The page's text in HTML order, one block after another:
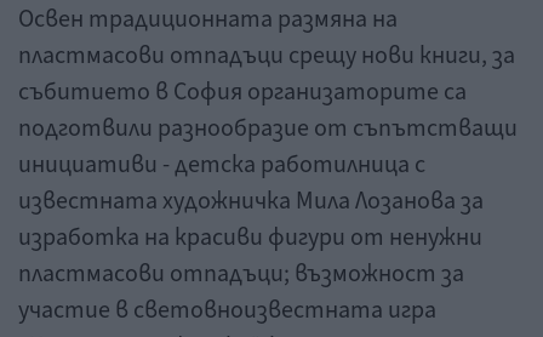
Освен традиционната размяна на
пластмасови отпадъци срещу нови книги, за
събитието в София организаторите са
подготвили разнообразие от съпътстващи
инициативи - детска работилница с
известната художничка Мила Лозанова за
изработка на красиви фигури от ненужни
пластмасови отпадъци; възможност за
участие в световноизвестната игра